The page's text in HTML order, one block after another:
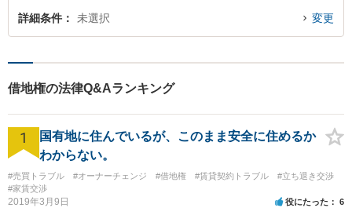
詳細条件 未選択 変更
借地権の法律Q&Aランキング
1
国有地に住んでいるが、このまま安全に住めるか
わからない。
#売買トラブル #オーナーチェンジ #借地権 #賃貸契約トラブル
#立ち退き交渉
#家賃交渉
2019年3月9日 役にたった 6